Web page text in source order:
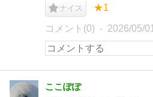
ナイス ★1
コメント(0) 2026/05/01
ここぽぽ